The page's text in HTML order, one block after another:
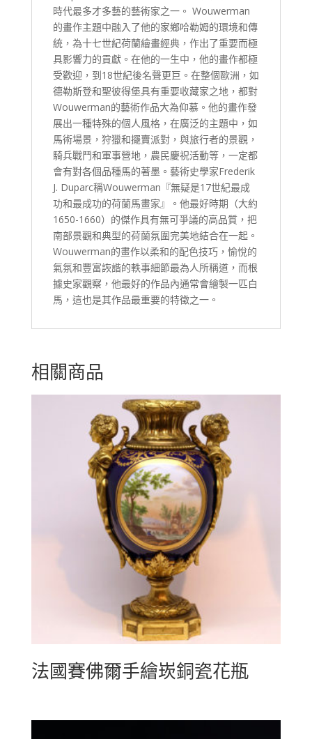
時代最多才多藝的藝術家之一。 Wouwerman
的畫作主題中融入了他的家鄉哈勒姆的環境和傳
統，為十七世紀荷蘭繪畫經典，作出了重要而極
具影響力的貢獻。在他的一生中，他的畫作都極
受歡迎，到18世紀後名聲更巨。在整個歐洲，如
德勒斯登和聖彼得堡具有重要收藏家之地，都對
Wouwerman的藝術作品大為仰慕。他的畫作發
展出一種特殊的個人風格，在廣泛的主題中，如
馬術場景，狩獵和擺賣派對，與旅行者的景觀，
騎兵戰鬥和軍事營地，農民慶祝活動等，一定都
會有對各個品種馬的著墨。藝術史學家Frederik
J. Duparc稱Wouwerman『無疑是17世紀最成
功和最成功的荷蘭馬畫家』。他最好時期（大約
1650-1660）的傑作具有無可爭議的高品質，把
南部景觀和典型的荷蘭氛圍完美地結合在一起。
Wouwerman的畫作以柔和的配色技巧，愉悅的
氣氛和豐富詼諧的軼事細節最為人所稱道，而根
據史家觀察，他最好的作品內通常會繪製一匹白
馬，這也是其作品最重要的特徵之一。
相關商品
法國賽佛爾手繪崁銅瓷花瓶